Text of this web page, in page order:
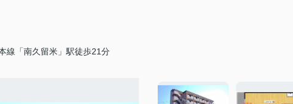
線「南久留米」駅徒歩21分